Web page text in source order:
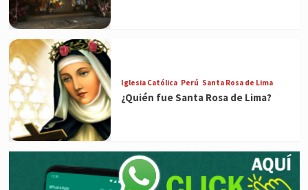
Iglesia Católica Perú Santa Rosa de Lima
¿Quién fue Santa Rosa de Lima?